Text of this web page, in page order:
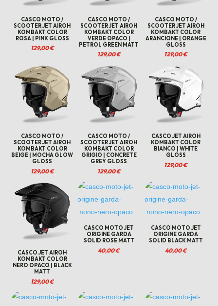
CASCO MOTO /
SCOOTER JET AIROH
KOMBAKT COLOR
ROSA | PINK GLOSS
129,00€
CASCO MOTO /
SCOOTER JET AIROH
KOMBAKT COLOR
VERDE OPACO |
PETROL GREEN MATT
129,00€
CASCO MOTO /
SCOOTER JET AIROH
KOMBAKT COLOR
ARANCIONE | ORANGE
GLOSS
129,00€
CASCO MOTO /
SCOOTER JET AIROH
KOMBAKT COLOR
BEIGE | MOCHA GLOW
GLOSS
129,00€
CASCO MOTO /
SCOOTER JET AIROH
KOMBAKT COLOR
GRIGIO | CONCRETE
GREY GLOSS
129,00€
CASCO JET AIROH
KOMBAKT COLOR
BIANCO | WHITE
GLOSS
129,00€
CASCO JET AIROH
KOMBAKT COLOR
NERO OPACO | BLACK
MATT
129,00€
CASCO MOTO JET
ORIGINE GARDA
SOLID ROSE MATT
40,00€
CASCO MOTO JET
ORIGINE GARDA
SOLID BLACK MATT
40,00€